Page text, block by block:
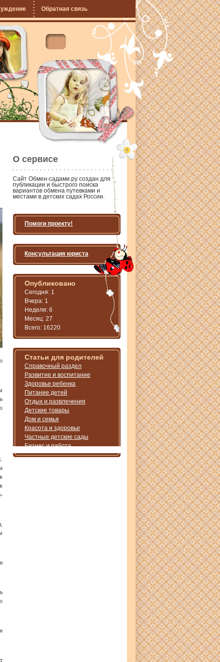
Обратная связь
О сервисе
Сайт Обмен-садами.ру создан для
публикации и быстрого поиска
вариантов обмена путевками и
местами в детских садах России.
Помоги проекту!
Консультация юриста
Опубликовано
Сегодня: 1
Вчера: 1
Неделя: 6
Месяц: 27
Всего: 16220
Статьи для родителей
Справочный раздел
Развитие и воспитание
Здоровье ребенка
Питание детей
Отдых и развлечения
Детские товары
Дом и семья
Красота и здоровье
Частные детские сады
Бизнес и работа